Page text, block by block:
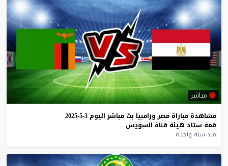
مباشر
مشاهدة مباراة مصر وزامبيا بث مباشر اليوم 3-5-2025
قمة ستاد هيئة قناة السويس
منذ سنة واحدة